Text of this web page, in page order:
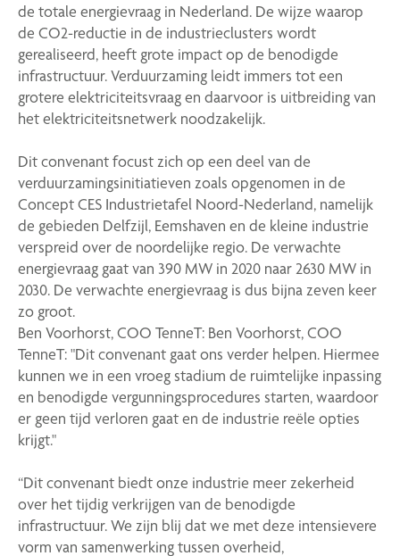
de totale energievraag in Nederland. De wijze waarop
de CO2-reductie in de industrieclusters wordt
gerealiseerd, heeft grote impact op de benodigde
infrastructuur. Verduurzaming leidt immers tot een
grotere elektriciteitsvraag en daarvoor is uitbreiding van
het elektriciteitsnetwerk noodzakelijk.
Dit convenant focust zich op een deel van de
verduurzamingsinitiatieven zoals opgenomen in de
Concept CES Industrietafel Noord-Nederland, namelijk
de gebieden Delfzijl, Eemshaven en de kleine industrie
verspreid over de noordelijke regio. De verwachte
energievraag gaat van 390 MW in 2020 naar 2630 MW in
2030. De verwachte energievraag is dus bijna zeven keer
zo groot.
Ben Voorhorst, COO TenneT: Ben Voorhorst, COO
TenneT: "Dit convenant gaat ons verder helpen. Hiermee
kunnen we in een vroeg stadium de ruimtelijke inpassing
en benodigde vergunningsprocedures starten, waardoor
er geen tijd verloren gaat en de industrie reële opties
krijgt."
“Dit convenant biedt onze industrie meer zekerheid
over het tijdig verkrijgen van de benodigde
infrastructuur. We zijn blij dat we met deze intensievere
vorm van samenwerking tussen overheid,